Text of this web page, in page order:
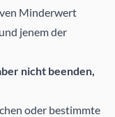
Minderwert
jenem der
nicht beenden,
oder bestimmte